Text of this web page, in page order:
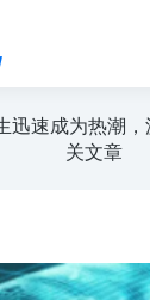
迅速成为热潮
关文章